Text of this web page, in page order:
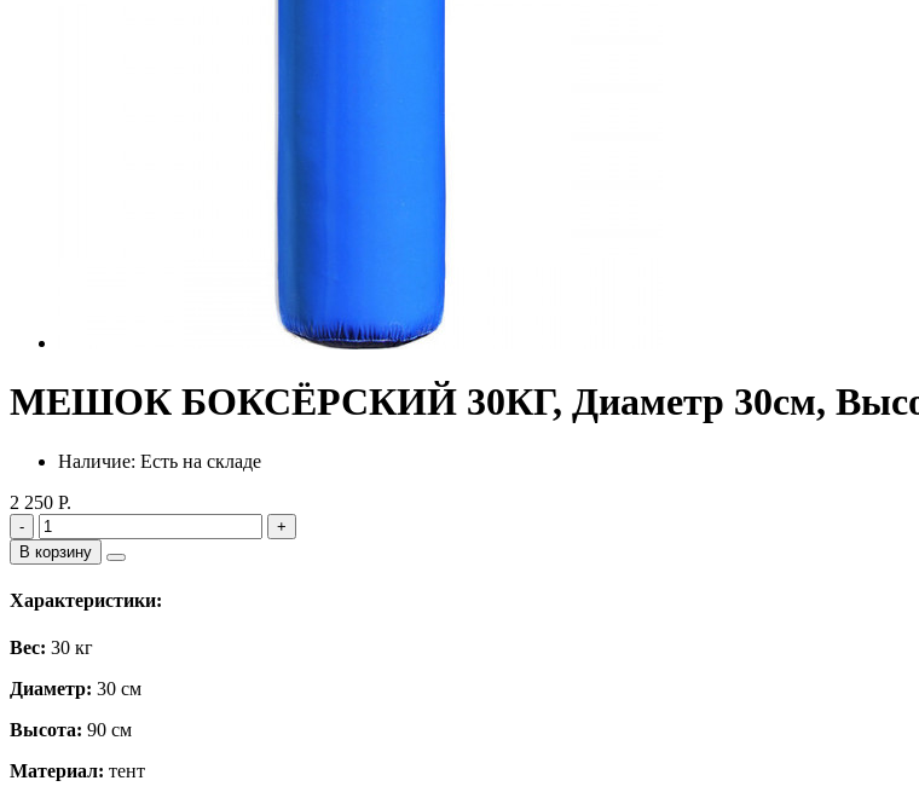
МЕШОК БОКСЁРСКИЙ 30КГ, Диаметр 30см,
Наличие: Есть на складе
2 250 Р.
-
+
В корзину
Характеристики:
Вес: 30 кг
Диаметр: 30 см
Высота: 90 см
Материал: тент